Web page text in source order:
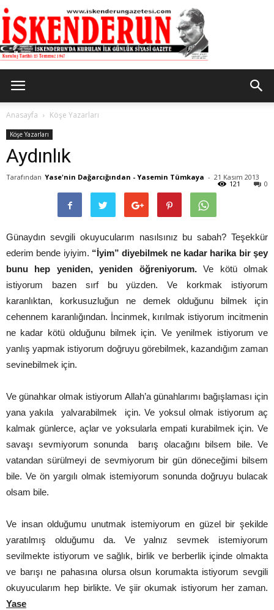
Anasayfa Köşe Yazarları
Köşe Yazarları
Aydınlık
Tarafından Yase'nin Dağarcığından - Yasemin Tümkaya - 21 Kasım 2013
0
121
Günaydın sevgili okuyucularım nasılsınız bu sabah? Teşekkür
ederim bende iyiyim. “İyim” diyebilmek ne kadar harika bir şey
bunu hep yeniden, yeniden öğreniyorum.Ve kötü olmak
istiyorum bazen sırf bu yüzden. Ve korkmak istiyorum
karanlıktan, korkusuzluğun ne demek olduğunu bilmek için
cehennem karanlığından. İncinmek, kırılmak istiyorum incitmenin
ne kadar kötü olduğunu bilmek için. Ve yenilmek istiyorum ve
yanlış yapmak istiyorum doğruyu görebilmek, kazandığım zaman
sevinebilmek için.
Ve günahkar olmak istiyorum Allah’a günahlarımı bağışlaması için
yana yakıla yalvarabilmek için. Ve yoksul olmak istiyorum aç
kalmak günlerce, açlar ve yoksularla empati kurabilmek için. Ve
savaşı sevmiyorum sonunda barış olacağını bilsem bile. Ve
vatandan sürülmeyi de sevmiyorum bir gün döneceğimi bilsem
bile. Ve ön yargılı olmak istemiyorum sonunda doğruyu bulacak
olsam bile.
Ve insan olduğumu unutmak istemiyorum en güzel bir şekilde
yaratılmış olduğumu da. Ve yalnız sevmek istemiyorum
sevilmekte istiyorum ve sağlık, birlik ve berberlik içinde olmakta
ve barışı ne pahasına olursa olsun korumakta istiyorum sevgili
okuyucularım hep birlikte. Ve şiir okumak istiyorum her zaman.
Yase